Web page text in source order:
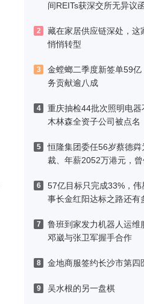
间REITs获深交所无异议
2
藏在家居供应链深处，这
悄悄转型
3
金螳螂二季度新签单59亿
务贡献逾八成
4
重庆抽检44批次照明电器
木林森全资子公司被点名
5
恒隆集团委任56岁蔡德粦
裁、年薪2052万港元，曾
6
57亿目标只完成33%，伟
事长金红阳达标之路还有
7
鲁班到家发力机器人运维
邓崴与张卫军握手合作
8 金地商服签约长沙市第四
9 吴水根的另一盘棋